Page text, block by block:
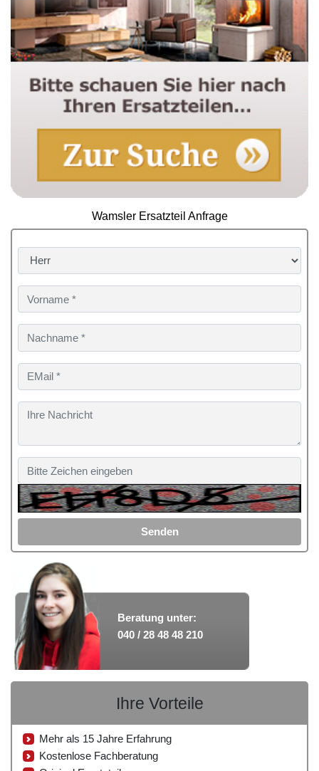
Wamsler Ersatzteil Anfrage
Senden
Beratung unter:
040 / 28 48 48 210
Ihre Vorteile
Mehr als 15 Jahre Erfahrung
Kostenlose Fachberatung